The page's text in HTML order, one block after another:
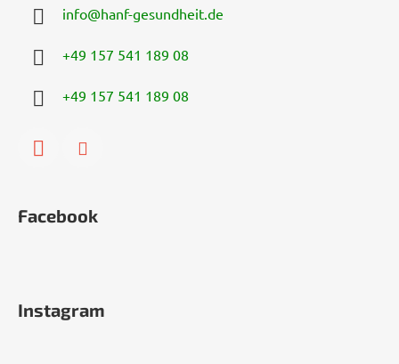
info@hanf-gesundheit.de
+49 157 541 189 08
+49 157 541 189 08
Facebook
Instagram